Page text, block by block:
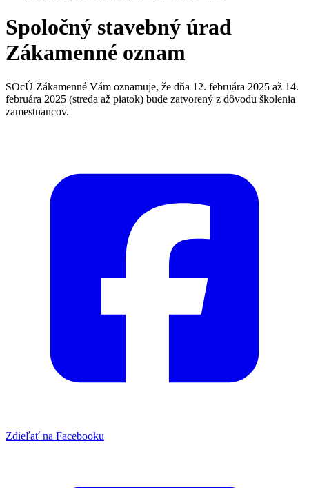
Spoločný stavebný úrad
Zákamenné oznam
SOcÚ Zákamenné Vám oznamuje, že dňa 12. februára 2025 až 14.
februára 2025 (streda až piatok) bude zatvorený z dôvodu školenia
zamestnancov.
Zdieľať na Facebooku